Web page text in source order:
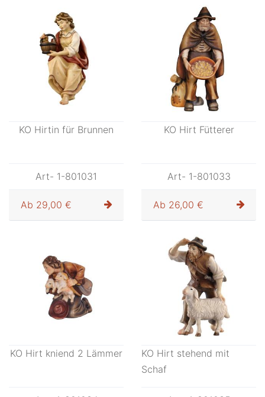
Art- 1-801028
24,00 €
Art- 1-801030
23,00 €
KO Hirtin für Brunnen
Art- 1-801031
29,00 €
KO Hirt Fütterer
Art- 1-801033
26,00 €